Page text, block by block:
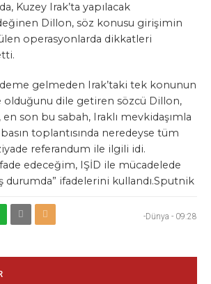
Kuzey Irak’ta yapılacak
Dillon, söz konusu girişimin
operasyonlarda dikkatleri
gelmeden Irak’taki tek konunun
olduğunu dile getiren sözcü Dillon,
en son bu sabah, Iraklı mevkidaşımla
toplantısında neredeyse tüm
referandum ile ilgili idi.
edeceğim, IŞİD ile mücadelede
durumda” ifadelerini kullandı.Sputnik
-Dünya - 09:28